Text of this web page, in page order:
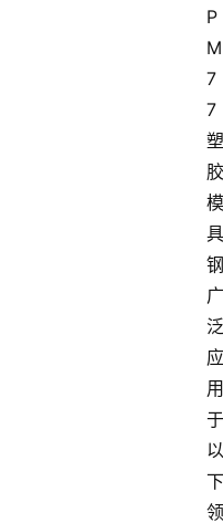
P
M
7
7
塑
胶
模
具
钢
广
泛
应
用
于
以
下
领